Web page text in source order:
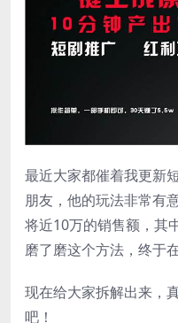
最近大家都催着我更新
朋友，他的玩法非常有
将近10万的销售额，其
磨了磨这个方法，终于
现在给大家拆解出来，
吧！